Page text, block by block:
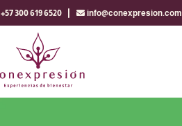
+57 300 619 6520  info@conexpresion.com